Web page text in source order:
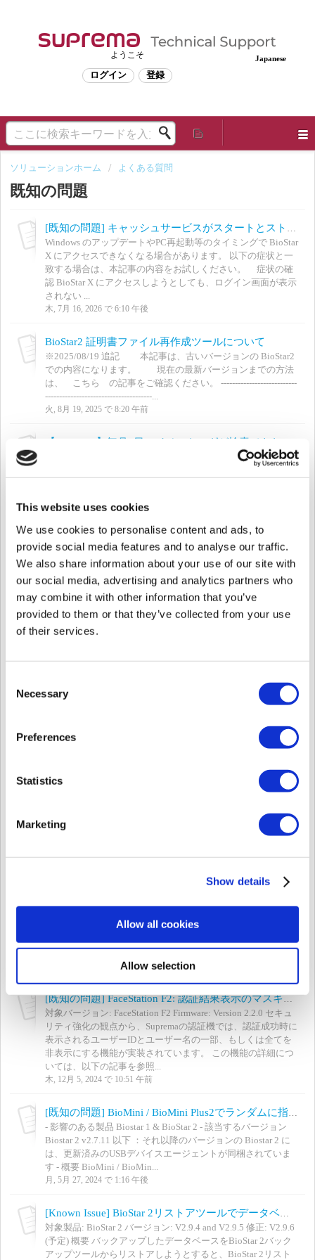
This website uses cookies
We use cookies to personalise content and ads, to
provide social media features and to analyse our traffic.
We also share information about your use of our site with
our social media, advertising and analytics partners who
may combine it with other information that you’ve
provided to them or that they’ve collected from your use
of their services.
Selection
Necessary
Preferences
Statistics
Marketing
Show details
Allow all cookies
Allow selection
Japanese
ようこそ
ログイン 登録
ソリューションホーム よくある質問
既知の問題
Windows のアップデートやPC再起動等のタイミングで BioStar
X にアクセスできなくなる場合があります。 以下の症状と一
致する場合は、本記事の内容をお試しください。 症状の確
認 BioStar X にアクセスしようとしても、ログイン画面が表示
されない ...
木, 7月 16, 2026 で 6:10 午後
BioStar2 証明書ファイル再作成ツールについて
※2025/08/19 追記 本記事は、古いバージョンの BioStar2
での内容になります。 現在の最新バージョンまでの方法
は、 こちら の記事をご確認ください。 ---------------------------
--------------------------------------...
火, 8月 19, 2025 で 8:20 午前
対象バージョン: BioStar 2 Version 2.9.3 & 2.9.4 修正バージョ
ン: BioStar 2 Version 2.9.6 問題の概要 BioStar 2 - Monitoring -
月, 6月 16, 2025 で 3:45 午後
BioStar2 アップグレード時のカスタム証明書のバックアップ
とリストア手順 この記事は、ご自身で生成された自己証明書
を使用されているご利用者様に対してのガイドラインとな
り、Biostar2のアップグレードを行う際に、重要な証明書ファ
イルを安全にバックアップおよびリストアするための手順を
火, 1月 28, 2025 で 1:29 午後
修正済みの BioStar2 バージョン: v2.9.7 以上 発生環境:
Chrome v127 または Chrome v128 (beta) Chrome v127 または
言語設定等でリストボックスから項目を選択できなくな...
火, 12月 10, 2024 で 4:27 午後
[既知の問題] 検索機能を使用し絞り込みを行った場合におけるチェックボックスの動作異常について
修正される BioStar2 のバージョン: v2.9.8 以降 該当す
を使用している場合、検索機能を使用した場合、項目の選択
ができなくなる問題があります。 具体例としては以下の通り
[Supremaモバイルアクセス] ApplePayポップアップなしでモバイルアクセスを使用する方法
のNFCエリアとRFカードリーダーのRFアンテナエリアが接触
域をタップしないようにご注意く...
火, 12月 10, 2024 で 2:50 午後
[既知の問題] FaceStation F2: 認証結果表示のマスキング機能において、正しくない表示となってしまう問題
対象バージョン: FaceStation F2 Firmware: Version 2.2.0 セキュ
リティ強化の観点から、Supremaの認証機では、認証成功時に
表示されるユーザーIDとユーザー名の一部、もしくは全てを
非表示にする機能が実装されています。 この機能の詳細につ
いては、以下の記事を参照...
木, 12月 5, 2024 で 10:51 午前
- 影響のある製品 Biostar 1 & BioStar 2 - 該当するバージョン
Biostar 2 v2.7.11 以下 ：それ以降のバージョンの Biostar 2 に
は、更新済みのUSBデバイスエージェントが同梱されていま
す - 概要 BioMini / BioMin...
月, 5月 27, 2024 で 1:16 午後
対象製品: BioStar 2 バージョン: V2.9.4 and V2.9.5 修正: V2.9.6
(予定) 概要 バックアップしたデータベースをBioStar 2バック
アップツールからリストアしようとすると、BioStar 2リスト